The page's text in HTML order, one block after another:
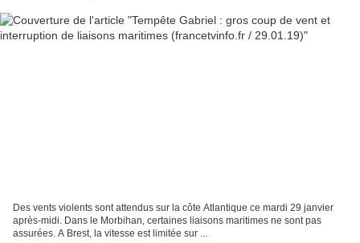
Des vents violents sont attendus sur la côte Atlantique ce mardi 29 janvier
après-midi. Dans le Morbihan, certaines liaisons maritimes ne sont pas
assurées. A Brest, la vitesse est limitée sur ...